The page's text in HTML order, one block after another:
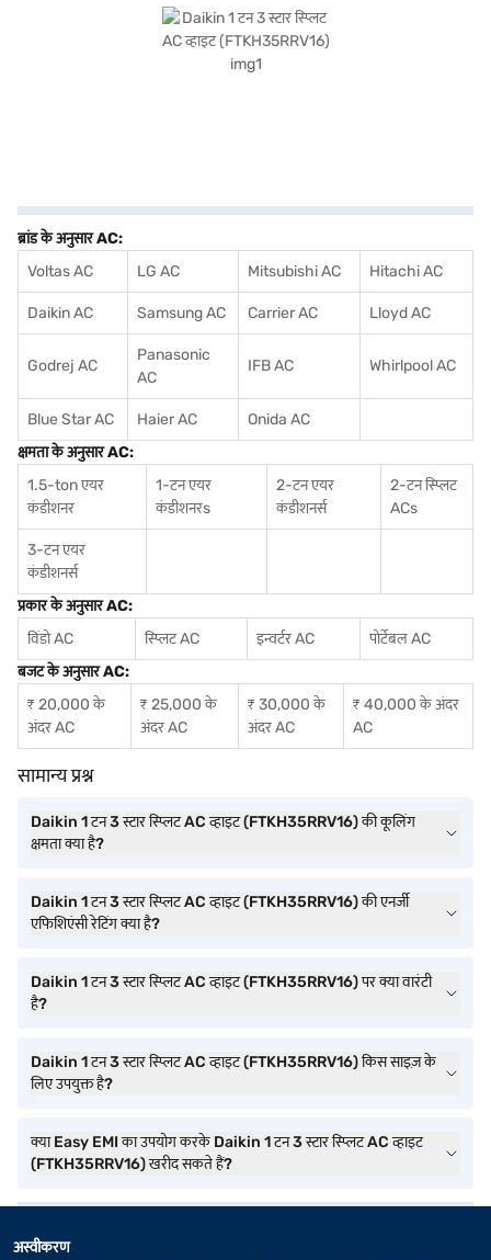
एक बेहतरीन विकल्प बन जाता है. खरीदारी करने के लिए बजाज फिनसर्व पर विकल्पों के बारे में जानें या
पार्टनर स्टोर पर जाएं और Easy EMIs का लाभ उठाएं.
ब्रांड के अनुसार AC:
Voltas AC
LG AC Mitsubishi AC Hitachi AC
Daikin AC Samsung AC Carrier AC Lloyd AC
Godrej AC
Panasonic
AC
IFB AC Whirlpool AC
Blue Star AC Haier AC
Onida AC
क्षमता के अनुसार AC:
1.5-ton एयर
कंडीशनर
1-टन एयर
कंडीशनरs
2-टन एयर
कंडीशनर्स
2-टन स्प्लिट
ACs
3-टन एयर
कंडीशनर्स
प्रकार के अनुसार AC:
विंडो AC
स्प्लिट AC इन्वर्टर AC
पोर्टेबल AC
बजट के अनुसार AC:
₹ 20,000 के
अंदर AC
₹ 25,000 के
अंदर AC
₹ 30,000 के
अंदर AC
₹ 40,000 के अंदर
AC
सामान्य प्रश्न
Daikin 1 टन 3 स्टार स्प्लिट AC व्हाइट (FTKH35RRV16) की कूलिंग
क्षमता क्या है?
Daikin 1 टन 3 स्टार स्प्लिट AC व्हाइट (FTKH35RRV16) की एनर्जी
एफिशिएंसी रेटिंग क्या है?
Daikin 1 टन 3 स्टार स्प्लिट AC व्हाइट (FTKH35RRV16) पर क्या वारंटी
है?
Daikin 1 टन 3 स्टार स्प्लिट AC व्हाइट (FTKH35RRV16) किस साइज़ के
लिए उपयुक्त है?
क्या Easy EMI का उपयोग करके Daikin 1 टन 3 स्टार स्प्लिट AC व्हाइट
(FTKH35RRV16) खरीद सकते हैं?
अस्वीकरण